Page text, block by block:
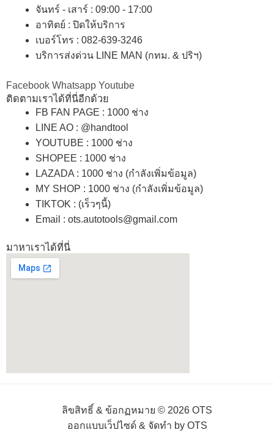
จันทร์ - เสาร์ : 09:00 - 17:00
อาทิตย์ : ปิดให้บริการ
เบอร์โทร : 082-639-3246
บริการส่งด่วน LINE MAN (กทม. & ปริฯ)
Facebook Whatsapp Youtube
ติดตามเราได้ที่นี่อีกด้วย
FB FAN PAGE : 1000 ช่าง
LINE AO : @handtool
YOUTUBE : 1000 ช่าง
SHOPEE : 1000 ช่าง
LAZADA : 1000 ช่าง (กำลังเพิ่มข้อมูล)
MY SHOP : 1000 ช่าง (กำลังเพิ่มข้อมูล)
TIKTOK : (เร็วๆนี้)
Email : ots.autotools@gmail.com
มาหาเราได้ที่นี่
ลิขสิทธิ์ & ข้อกฏหมาย © 2026 OTS
ออกแบบเว็ปไซด์ & จัดทำ by OTS